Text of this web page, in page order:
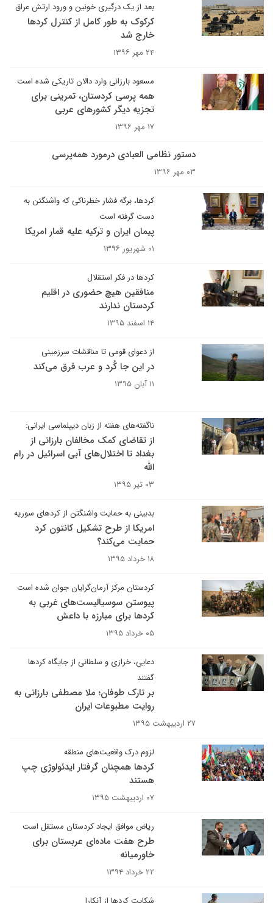
بعد از یک درگیری خونین و ورود ارتش عراق
کرکوک به طور کامل از کنترل کردها
خارج شد
۲۴ مهر ۱۳۹۶
مسعود بارزانی وارد دالان تاریکی شده است
همه پرسی کردستان، تمرینی برای
تجزیه دیگر کشورهای عربی
۱۷ مهر ۱۳۹۶
دستور نظامی العبادی درمورد همه‌پرسی
۰۳ مهر ۱۳۹۶
کردها، برگه فشار خطرناکی که واشنگتن به
دست گرفته است
پیمان ایران و ترکیه علیه قمار امریکا
۰۱ شهریور ۱۳۹۶
کردها در فکر استقلال
منافقین هیچ حضوری در اقلیم
کردستان ندارند
۱۴ اسفند ۱۳۹۵
از دعوای قومی تا مناقشات سرزمینی
در این جا کُرد و عرب فرق می‌کند
۱۱ آبان ۱۳۹۵
ناگفته‌های هفته از زبان دیپلماسی ایرانی:
از تقاضای کمک مخالفان بارزانی از
بغداد تا اختلال‌های آبی اسرائیل در رام
الله
۰۳ تیر ۱۳۹۵
بدبینی به حمایت واشنگتن از کردهای سوریه
امریکا از طرح تشکیل کانتون کرد
حمایت می‌کند؟
۱۸ خرداد ۱۳۹۵
کردستان مرکز آرمان‌گرایان جوان شده است
پیوستن سوسیالیست‌های غربی به
کردها برای مبارزه با داعش
۰۵ خرداد ۱۳۹۵
دعایی، خرازی و سلطانی از جایگاه کردها
گفتند
بر تارک طوفان؛ ملا مصطفی بارزانی به
روایت مطبوعات ایران
۲۷ اردیبهشت ۱۳۹۵
لزوم درک واقعیت‌های منطقه
کردها همچنان گرفتار ایدئولوژی چپ
هستند
۰۷ اردیبهشت ۱۳۹۵
ریاض موافق ایجاد کردستان مستقل است
طرح هفت ماده‌ای عربستان برای
خاورمیانه
۲۲ خرداد ۱۳۹۴